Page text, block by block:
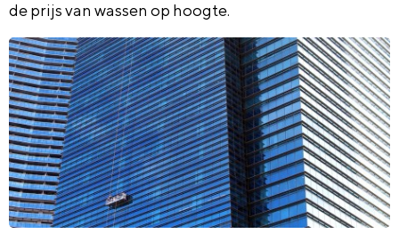
de prijs van wassen op hoogte.